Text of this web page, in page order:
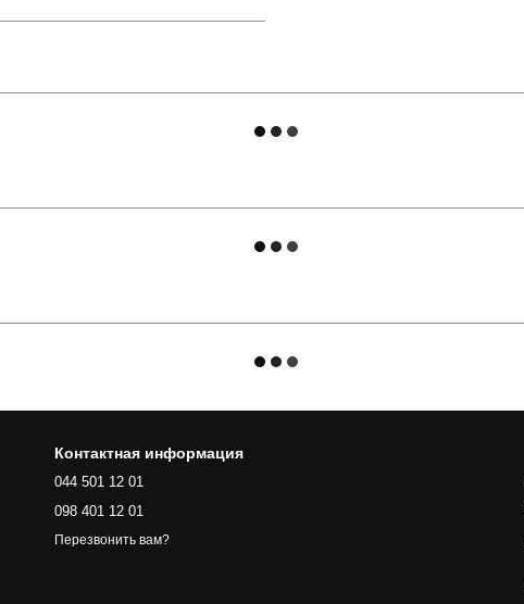
Контактная информация
044 501 12 01
098 401 12 01
Перезвонить вам?